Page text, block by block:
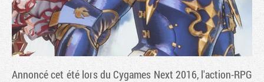
Annoncé cet été lors du Cygames Next 2016, l'action-RPG